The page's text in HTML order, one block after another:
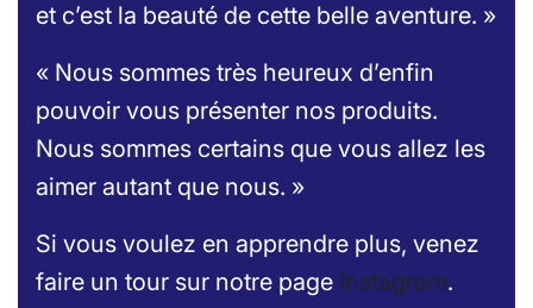
et c’est la beauté de cette belle aventure. »
« Nous sommes très heureux d’enfin
pouvoir vous présenter nos produits.
Nous sommes certains que vous allez les
aimer autant que nous. »
Si vous voulez en apprendre plus, venez
faire un tour sur notre page Instagram.